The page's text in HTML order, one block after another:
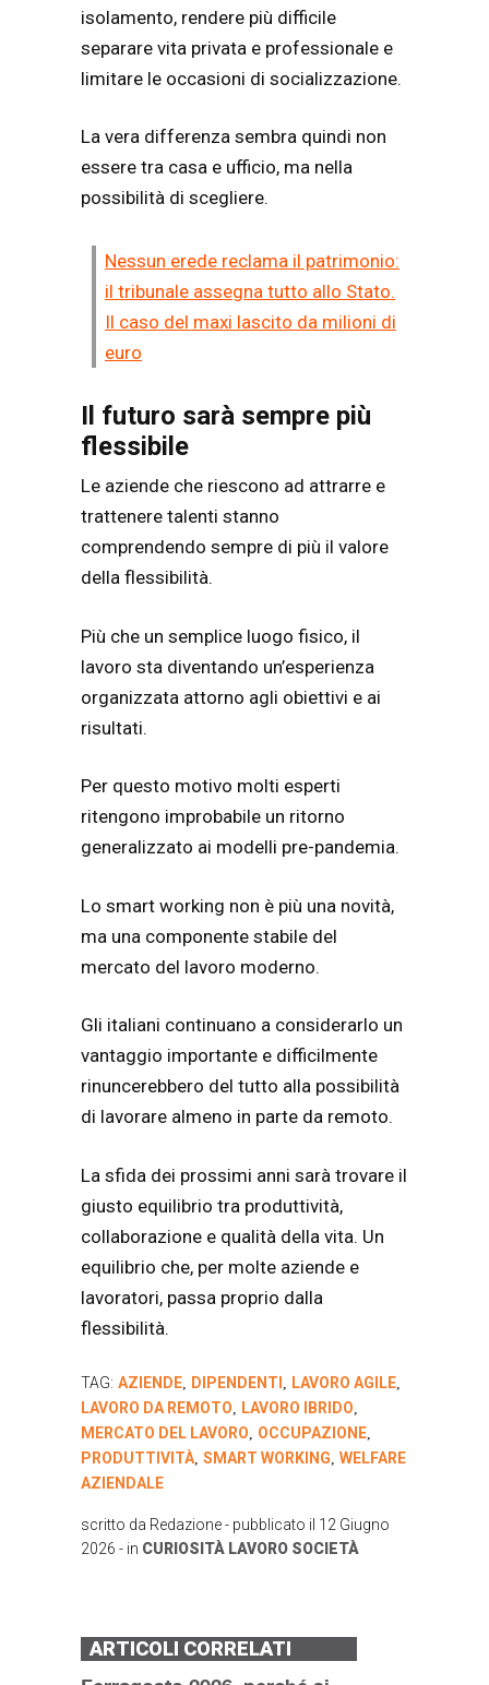
isolamento, rendere più difficile
separare vita privata e professionale e
limitare le occasioni di socializzazione.
La vera differenza sembra quindi non
essere tra casa e ufficio, ma nella
possibilità di scegliere.
Nessun erede reclama il patrimonio:
il tribunale assegna tutto allo Stato.
Il caso del maxi lascito da milioni di
euro
Il futuro sarà sempre più
flessibile
Le aziende che riescono ad attrarre e
trattenere talenti stanno
comprendendo sempre di più il valore
della flessibilità.
Più che un semplice luogo fisico, il
lavoro sta diventando un’esperienza
organizzata attorno agli obiettivi e ai
risultati.
Per questo motivo molti esperti
ritengono improbabile un ritorno
generalizzato ai modelli pre-pandemia.
Lo smart working non è più una novità,
ma una componente stabile del
mercato del lavoro moderno.
Gli italiani continuano a considerarlo un
vantaggio importante e difficilmente
rinuncerebbero del tutto alla possibilità
di lavorare almeno in parte da remoto.
La sfida dei prossimi anni sarà trovare il
giusto equilibrio tra produttività,
collaborazione e qualità della vita. Un
equilibrio che, per molte aziende e
lavoratori, passa proprio dalla
flessibilità.
TAG: AZIENDE, DIPENDENTI , LAVORO AGILE,
LAVORO DA REMOTO, LAVORO IBRIDO,
MERCATO DEL LAVORO, OCCUPAZIONE,
PRODUTTIVITÀ, SMART WORKING, WELFARE
AZIENDALE
scritto da Redazione- pubblicato il 12 Giugno
2026 - in CURIOSITÀ LAVORO SOCIETÀ
ARTICOLI CORRELATI